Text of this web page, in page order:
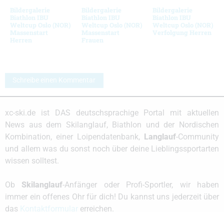
Bildergalerie
Biathlon IBU
Weltcup Oslo (NOR)
Massenstart
Herren
Bildergalerie
Biathlon IBU
Weltcup Oslo (NOR)
Massenstart
Frauen
Bildergalerie
Biathlon IBU
Weltcup Oslo (NOR)
Verfolgung Herren
Schreibe einen Kommentar
xc-ski.de ist DAS deutschsprachige Portal mit aktuellen
News aus dem Skilanglauf, Biathlon und der Nordischen
Kombination, einer Loipendatenbank,
Langlauf-Community
und allem was du sonst noch über deine Lieblingssportarten
wissen solltest.
Ob Skilanglauf-Anfänger oder Profi-Sportler, wir haben
immer ein offenes Ohr für dich! Du kannst uns jederzeit über
das
erreichen.